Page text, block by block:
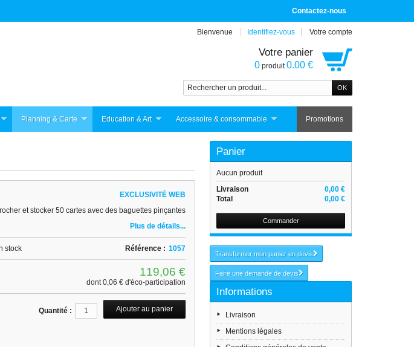
Contactez-nous
Bienvenue Identifiez-vous Votre compte
Votre panier
0 produit0.00 €
Promotions
Planning & Carte Education & Art Accessoire & consommable
EXCLUSIVITÉ WEB
et stocker 50 cartes avec des baguettes pinçantes
Plus de détails...
stock Référence : 1057
119,06 €
dont0,06 € d'éco-participation
Quantité :
Panier
Aucun produit
0,00 €
Livraison
0,00 €
Total
Commander
Transformer mon panier en devis
Faire une demande de devis
Informations
Livraison
Mentions légales